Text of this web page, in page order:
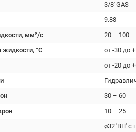
3/8' GAS
9.88
мм²/с
20 – 100
°C
от -30 до
от -20 до
30 – 60
10 – 25
ø32 'ВН' с